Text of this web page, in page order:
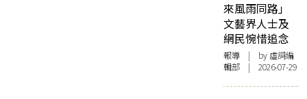
來風雨同路」
文藝界人士及
網民惋惜追念
報導 | by 虛詞編
輯部 | 2026-07-29